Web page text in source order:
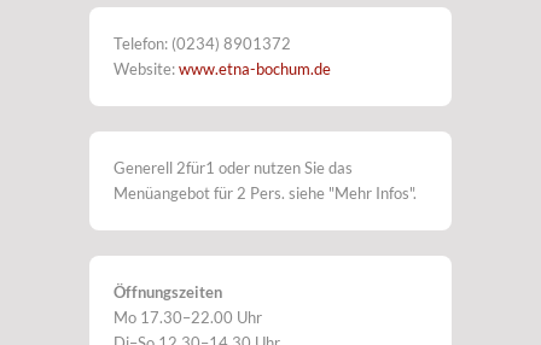
Telefon: (0234) 8901372
Website:www.etna-bochum.de
Generell 2für1 oder nutzen Sie das
Menüangebot für 2 Pers. siehe "Mehr Infos".
Öffnungszeiten
Mo 17.30–22.00 Uhr